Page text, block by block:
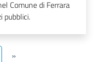
Comune di Ferrara
pubblici.
»